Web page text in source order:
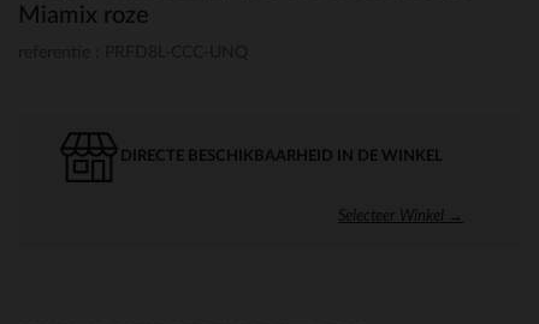
Miamix roze
DIRECTE BESCHIKBAARHEID IN DE WINKEL
Selecteer Winkel →